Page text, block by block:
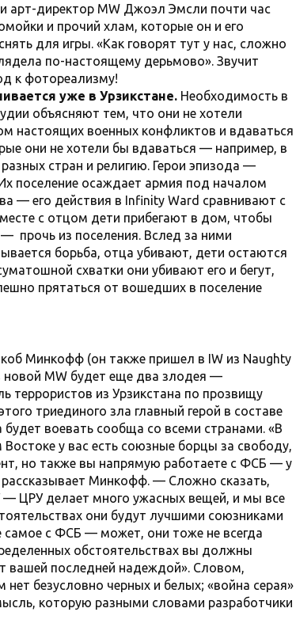
арт-директор MW Джоэл Эмсли почти час
и прочий хлам, которые он и его
для игры. «Как говорят тут у нас, сложно
по-настоящему дерьмово». Звучит
к фотореализму!
уже в Урзикстане. Необходимость в
объясняют тем, что они не хотели
настоящих военных конфликтов и вдаваться
они не хотели бы вдаваться — например, в
стран и религию. Герои эпизода —
поселение осаждает армия под началом
— его действия в Infinity Ward сравнивают с
с отцом дети прибегают в дом, чтобы
прочь из поселения. Вслед за ними
борьба, отца убивают, дети остаются
схватки они убивают его и бегут,
прятаться от вошедших в поселение
Минкофф (он также пришел в IW из Naughty
новой MW будет еще два злодея —
террористов из Урзикстана по прозвищу
триединого зла главный герой в составе
воевать сообща со всеми странами. «В
у вас есть союзные борцы за свободу,
но также вы напрямую работаете с ФСБ — у
Минкофф. — Сложно сказать,
ЦРУ делает много ужасных вещей, и мы все
они будут лучшими союзниками
с ФСБ — может, они тоже не всегда
обстоятельствах вы должны
вашей последней надеждой». Словом,
нет безусловно черных и белых; «война серая»
которую разными словами разработчики